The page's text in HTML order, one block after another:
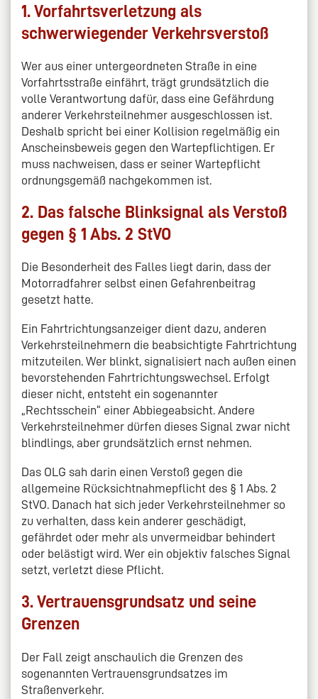
1. Vorfahrtsverletzung als
schwerwiegender Verkehrsverstoß
Wer aus einer untergeordneten Straße in eine
Vorfahrtsstraße einfährt, trägt grundsätzlich die
volle Verantwortung dafür, dass eine Gefährdung
anderer Verkehrsteilnehmer ausgeschlossen ist.
Deshalb spricht bei einer Kollision regelmäßig ein
Anscheinsbeweis gegen den Wartepflichtigen. Er
muss nachweisen, dass er seiner Wartepflicht
ordnungsgemäß nachgekommen ist.
2. Das falsche Blinksignal als Verstoß
gegen § 1 Abs. 2 StVO
Die Besonderheit des Falles liegt darin, dass der
Motorradfahrer selbst einen Gefahrenbeitrag
gesetzt hatte.
Ein Fahrtrichtungsanzeiger dient dazu, anderen
Verkehrsteilnehmern die beabsichtigte Fahrtrichtung
mitzuteilen. Wer blinkt, signalisiert nach außen einen
bevorstehenden Fahrtrichtungswechsel. Erfolgt
dieser nicht, entsteht ein sogenannter
„Rechtsschein“ einer Abbiegeabsicht. Andere
Verkehrsteilnehmer dürfen dieses Signal zwar nicht
blindlings, aber grundsätzlich ernst nehmen.
Das OLG sah darin einen Verstoß gegen die
allgemeine Rücksichtnahmepflicht des § 1 Abs. 2
StVO. Danach hat sich jeder Verkehrsteilnehmer so
zu verhalten, dass kein anderer geschädigt,
gefährdet oder mehr als unvermeidbar behindert
oder belästigt wird. Wer ein objektiv falsches Signal
setzt, verletzt diese Pflicht.
3. Vertrauensgrundsatz und seine
Grenzen
Der Fall zeigt anschaulich die Grenzen des
sogenannten Vertrauensgrundsatzes im
Straßenverkehr.